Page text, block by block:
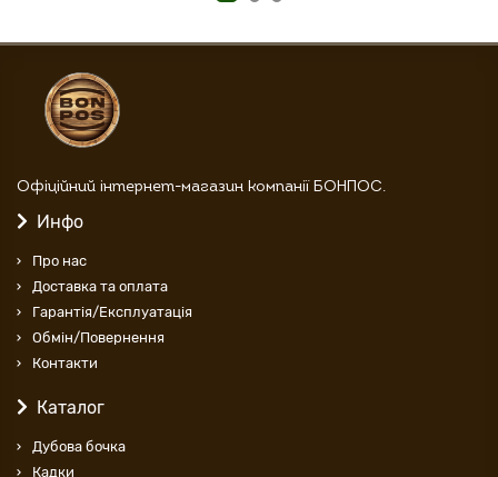
Офіційний інтернет-магазин компанії БОНПОС.
Инфо
Про нас
Доставка та оплата
Гарантія/Експлуатація
Обмін/Повернення
Контакти
Каталог
Дубова бочка
Кадки